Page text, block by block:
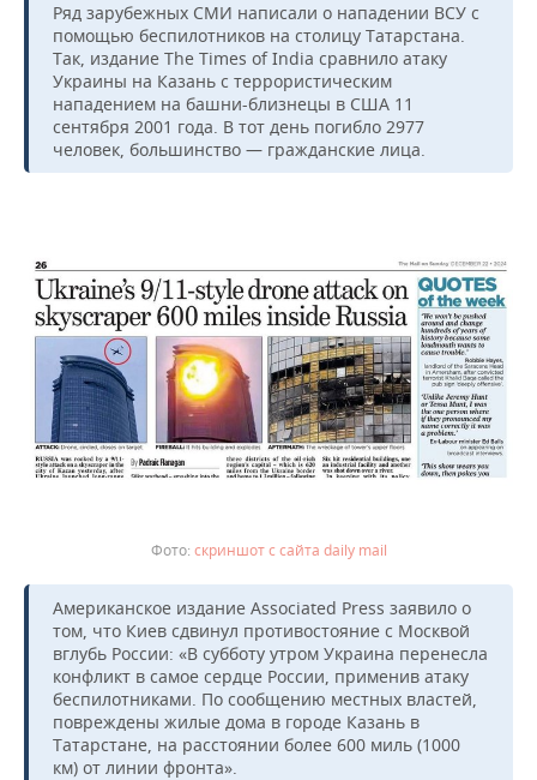
Ряд зарубежных СМИ написали о нападении ВСУ с
помощью беспилотников на столицу Татарстана.
Так, издание The Times of India сравнило атаку
Украины на Казань с террористическим
нападением на башни-близнецы в США 11
сентября 2001 года. В тот день погибло 2977
человек, большинство — гражданские лица.
скриншот с сайта daily mail
Американское издание Associated Press заявило о
том, что Киев сдвинул противостояние с Москвой
вглубь России: «В субботу утром Украина перенесла
конфликт в самое сердце России, применив атаку
беспилотниками. По сообщению местных властей,
повреждены жилые дома в городе Казань в
Татарстане, на расстоянии более 600 миль (1000
км) от линии фронта».